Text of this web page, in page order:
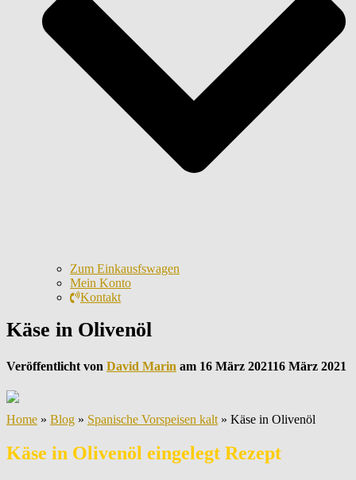
Zum Einkausfswagen
Mein Konto
Kontakt
Käse in Olivenöl
Veröffentlicht von David Marin am 16 März 202116 März 2021
Home » Blog » Spanische Vorspeisen kalt » Käse in Olivenöl
Käse in Olivenöl eingelegt Rezept